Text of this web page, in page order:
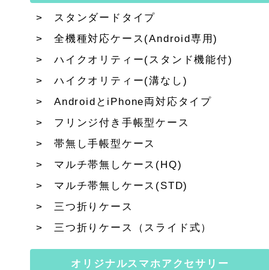
スタンダードタイプ
全機種対応ケース(Android専用)
ハイクオリティー(スタンド機能付)
ハイクオリティー(溝なし)
AndroidとiPhone両対応タイプ
フリンジ付き手帳型ケース
帯無し手帳型ケース
マルチ帯無しケース(HQ)
マルチ帯無しケース(STD)
三つ折りケース
三つ折りケース（スライド式）
オリジナルスマホアクセサリー